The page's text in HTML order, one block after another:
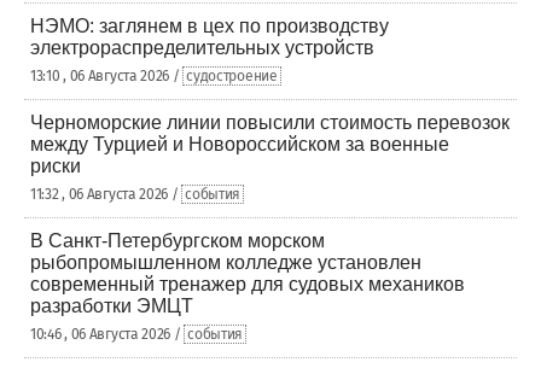
НЭМО: заглянем в цех по производству
электрораспределительных устройств
13:10 , 06 Августа 2026 / судостроение
Черноморские линии повысили стоимость перевозок
между Турцией и Новороссийском за военные
риски
11:32 , 06 Августа 2026 / события
В Санкт-Петербургском морском
рыбопромышленном колледже установлен
современный тренажер для судовых механиков
разработки ЭМЦТ
10:46 , 06 Августа 2026 / события